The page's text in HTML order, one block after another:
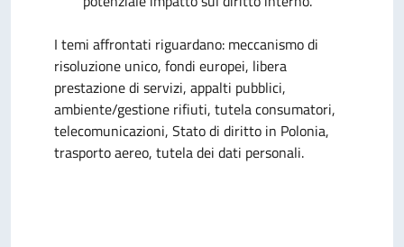
I temi affrontati riguardano: meccanismo di
risoluzione unico, fondi europei, libera
prestazione di servizi, appalti pubblici,
ambiente/gestione rifiuti, tutela consumatori,
telecomunicazioni, Stato di diritto in Polonia,
trasporto aereo, tutela dei dati personali.